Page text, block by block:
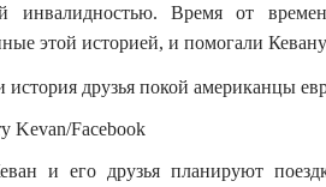
инвалидностью. Время от
этой историей, и помогали Кевану
Kevan/Facebook
и его друзья планируют